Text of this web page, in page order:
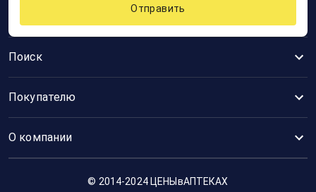
Поиск
Покупателю
О компании
Отправить
© 2014-2024 ЦЕНЫвАПТЕКАХ